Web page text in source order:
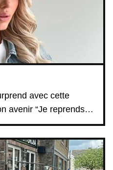
avec cette
avenir “Je reprends…